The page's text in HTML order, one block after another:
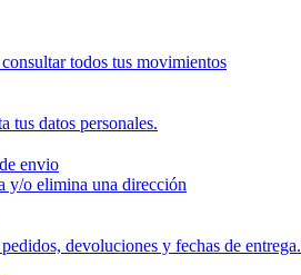
todos tus movimientos
tus datos personales.
envio
y/o elimina una dirección
devoluciones y fechas de entrega.